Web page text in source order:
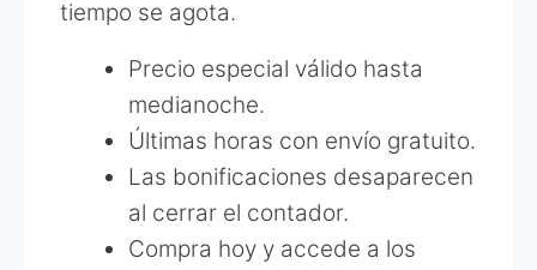
tiempo se agota.
Precio especial válido hasta
medianoche.
Últimas horas con envío gratuito.
Las bonificaciones desaparecen
al cerrar el contador.
Compra hoy y accede a los